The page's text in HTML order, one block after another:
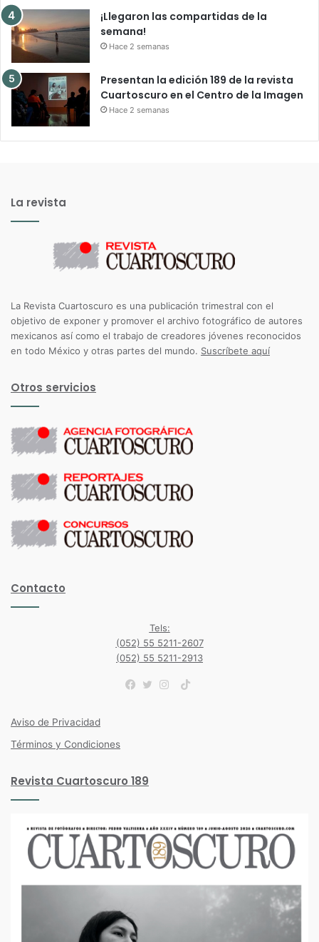
¡Llegaron las compartidas de la
semana!
Hace 2 semanas
Presentan la edición 189 de la revista
Cuartoscuro en el Centro de la Imagen
Hace 2 semanas
La revista
La Revista Cuartoscuro es una publicación trimestral con el
objetivo de exponer y promover el archivo fotográfico de autores
mexicanos así como el trabajo de creadores jóvenes reconocidos
en todo México y otras partes del mundo. Suscríbete aquí
Otros servicios
Contacto
Tels:
(052) 55 5211-2607
(052) 55 5211-2913
TikTok
Aviso de Privacidad
Términos y Condiciones
Revista Cuartoscuro 189